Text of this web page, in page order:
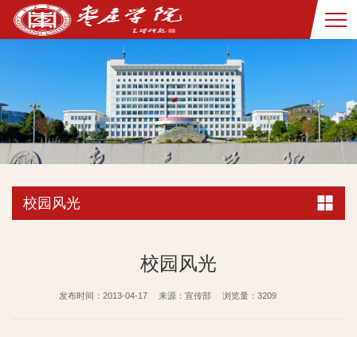
校园风光
校园风光
发布时间：2013-04-17 来源：宣传部 浏览量： 3209